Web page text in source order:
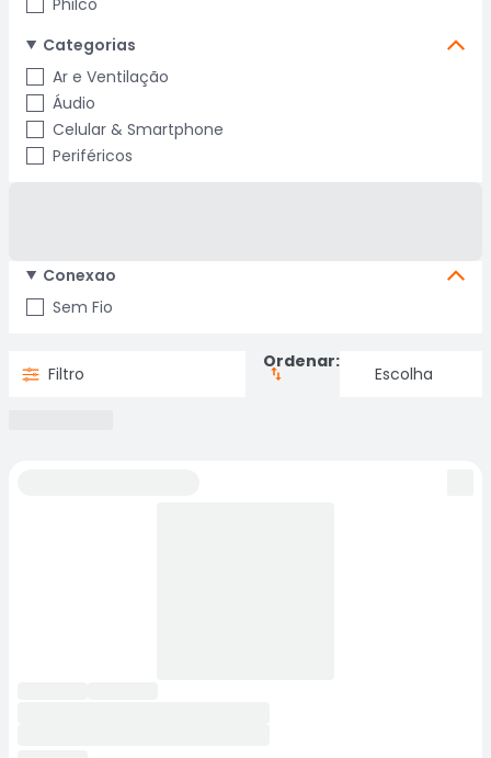
Philco
Categorias
Ar e Ventilação
Áudio
Celular & Smartphone
Periféricos
Conexao
Sem Fio
Filtro
Ordenar: